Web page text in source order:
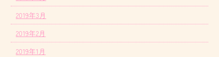
2019年3月
2019年2月
2019年1月